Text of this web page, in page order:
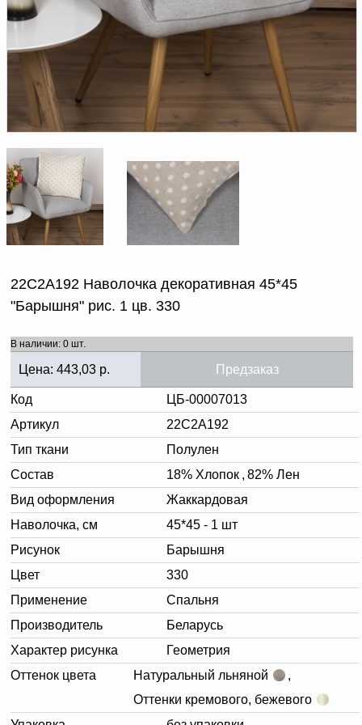
Доверенность на
получение груза
Документы по работе с
персональными данными
Письмо руководителю
Вопросы и ответы
Новости | Статьи
22С2А192 Наволочка декоративная 45*45
"Барышня" рис. 1 цв. 330
В наличии: 0 шт.
Цена: 443,03 р. Предзаказ
Код
ЦБ-00007013
Артикул
22С2А192
Тип ткани
Полулен
Состав
18% Хлопок , 82% Лен
Вид оформления
Жаккардовая
Наволочка, см
45*45 - 1 шт
Рисунок
Барышня
Цвет
330
Применение
Спальня
Производитель
Беларусь
Характер рисунка
Геометрия
Оттенок цвета
Натуральный льняной
,
Оттенки кремового, бежевого
Добавить
в